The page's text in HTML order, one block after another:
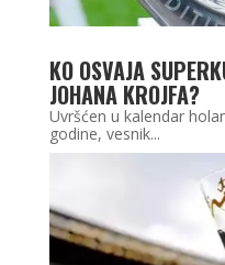
KO OSVAJA
JOHANA KROJFA?
Uvršćen u kalendar
godine, vesnik...